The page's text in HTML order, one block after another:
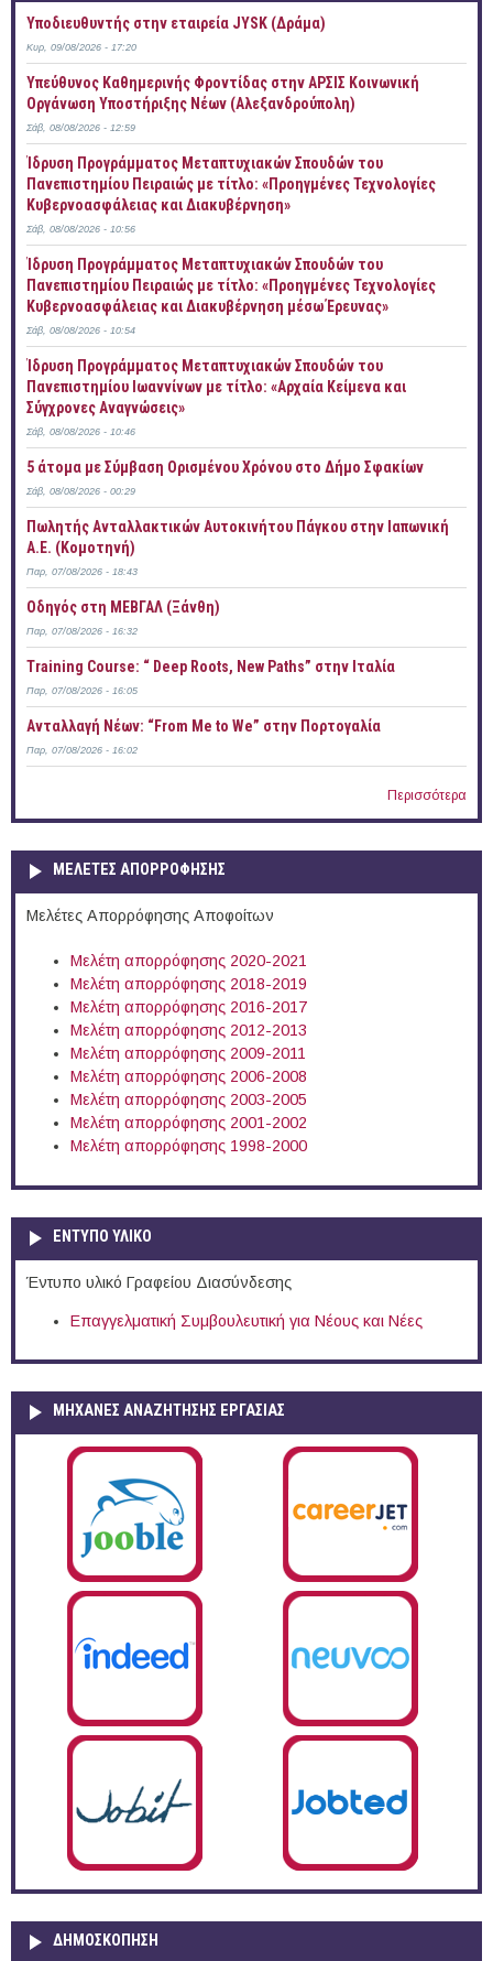
Υποδιευθυντής στην εταιρεία JYSK (Δράμα)
Κυρ, 09/08/2026 - 17:20
Yπεύθυνος Καθημερινής Φροντίδας στην ΑΡΣΙΣ Κοινωνική
Οργάνωση Υποστήριξης Νέων (Αλεξανδρούπολη)
Σάβ, 08/08/2026 - 12:59
Ίδρυση Προγράμματος Μεταπτυχιακών Σπουδών του
Πανεπιστημίου Πειραιώς με τίτλο: «Προηγμένες Τεχνολογίες
Κυβερνοασφάλειας και Διακυβέρνηση»
Σάβ, 08/08/2026 - 10:56
Ίδρυση Προγράμματος Μεταπτυχιακών Σπουδών του
Πανεπιστημίου Πειραιώς με τίτλο: «Προηγμένες Τεχνολογίες
Κυβερνοασφάλειας και Διακυβέρνηση μέσω Έρευνας»
Σάβ, 08/08/2026 - 10:54
Ίδρυση Προγράμματος Μεταπτυχιακών Σπουδών του
Πανεπιστημίου Ιωαννίνων με τίτλο: «Αρχαία Κείμενα και
Σύγχρονες Αναγνώσεις»
Σάβ, 08/08/2026 - 10:46
5 άτομα με Σύμβαση Ορισμένου Χρόνου στο Δήμο Σφακίων
Σάβ, 08/08/2026 - 00:29
Πωλητής Ανταλλακτικών Αυτοκινήτου Πάγκου στην Ιαπωνική
Α.Ε. (Κομοτηνή)
Παρ, 07/08/2026 - 18:43
Οδηγός στη ΜΕΒΓΑΛ (Ξάνθη)
Παρ, 07/08/2026 - 16:32
Training Course: “ Deep Roots, New Paths” στην Ιταλία
Παρ, 07/08/2026 - 16:05
Ανταλλαγή Νέων: “From Me to We” στην Πορτογαλία
Παρ, 07/08/2026 - 16:02
Περισσότερα
ΜΕΛΕΤΕΣ ΑΠΟΡΡΟΦΗΣΗΣ
Μελέτες Απορρόφησης Αποφοίτων
Μελέτη απορρόφησης 2020-2021
Μελέτη απορρόφησης 2018-2019
Μελέτη απορρόφησης 2016-2017
Μελέτη απορρόφησης 2012-2013
Μελέτη απορρόφησης 2009-2011
Μελέτη απορρόφησης 2006-2008
Μελέτη απορρόφησης 2003-2005
Μελέτη απορρόφησης 2001-2002
Μελέτη απορρόφησης 1998-2000
ΕΝΤΥΠΟ ΥΛΙΚΟ
Έντυπο υλικό Γραφείου Διασύνδεσης
Επαγγελματική Συμβουλευτική για Νέους και Νέες
ΜΗΧΑΝΕΣ ΑΝΑΖΗΤΗΣΗΣ ΕΡΓΑΣΙΑΣ
ΔΗΜΟΣΚΌΠΗΣΗ